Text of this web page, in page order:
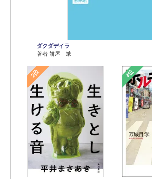
ダクダデイラ
著者 餅屋 蛾
2位 3位